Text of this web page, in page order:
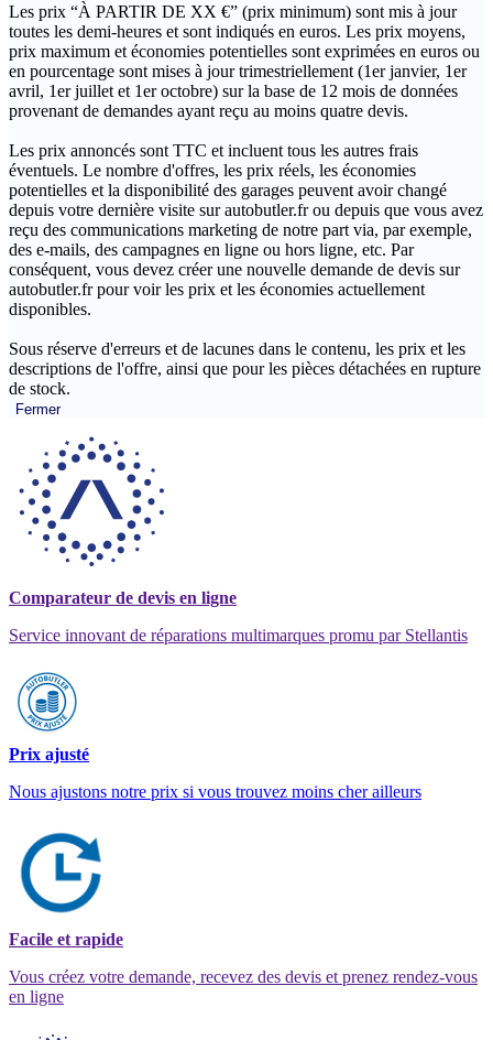
Les prix “À PARTIR DE XX €” (prix minimum) sont mis à jour
toutes les demi-heures et sont indiqués en euros. Les prix moyens,
prix maximum et économies potentielles sont exprimées en euros ou
en pourcentage sont mises à jour trimestriellement (1er janvier, 1er
avril, 1er juillet et 1er octobre) sur la base de 12 mois de données
provenant de demandes ayant reçu au moins quatre devis.
Les prix annoncés sont TTC et incluent tous les autres frais
éventuels. Le nombre d'offres, les prix réels, les économies
potentielles et la disponibilité des garages peuvent avoir changé
depuis votre dernière visite sur autobutler.fr ou depuis que vous avez
reçu des communications marketing de notre part via, par exemple,
des e-mails, des campagnes en ligne ou hors ligne, etc. Par
conséquent, vous devez créer une nouvelle demande de devis sur
autobutler.fr pour voir les prix et les économies actuellement
disponibles.
Sous réserve d'erreurs et de lacunes dans le contenu, les prix et les
descriptions de l'offre, ainsi que pour les pièces détachées en rupture
de stock.
Fermer
Comparateur de devis en ligne
Service innovant de réparations multimarques promu par Stellantis
Prix ajusté
Nous ajustons notre prix si vous trouvez moins cher ailleurs
Facile et rapide
Vous créez votre demande, recevez des devis et prenez rendez-vous
en ligne